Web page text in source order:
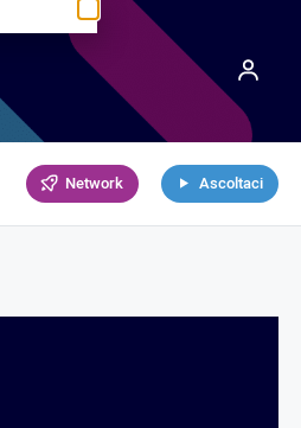
Network Ascoltaci